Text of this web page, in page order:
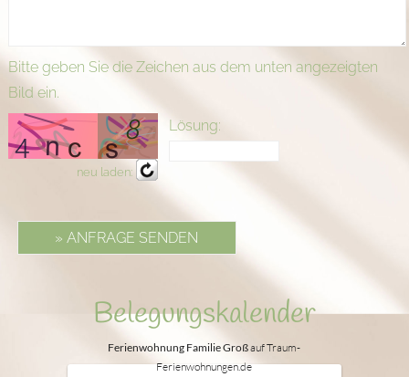
Bitte geben Sie die Zeichen aus dem unten angezeigten
Bild ein.
neu laden:
Lösung:
Belegungskalender
Ferienwohnung Familie Großauf Traum-
Ferienwohnungen.de